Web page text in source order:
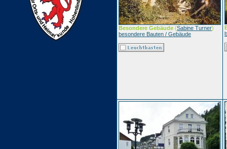
Besondere Gebäude (Sabine Turner)
besondere Bauten / Gebäude